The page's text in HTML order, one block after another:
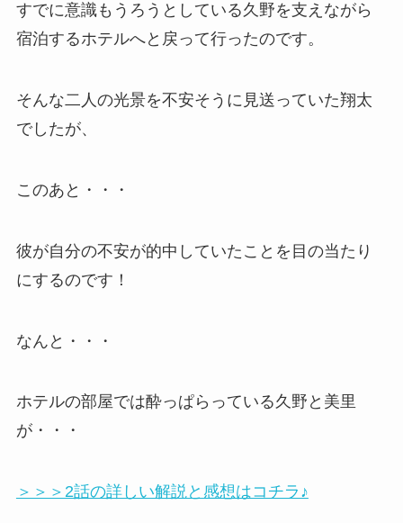
すでに意識もうろうとしている久野を支えながら
宿泊するホテルへと戻って行ったのです。
そんな二人の光景を不安そうに見送っていた翔太
でしたが、
このあと・・・
彼が自分の不安が的中していたことを目の当たり
にするのです！
なんと・・・
ホテルの部屋では酔っぱらっている久野と美里
が・・・
＞＞＞2話の詳しい解説と感想はコチラ♪